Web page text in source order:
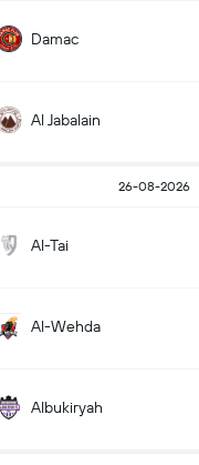
Damac
Al Jabalain
26-08-2026
Al-Tai
Al-Wehda
Albukiryah